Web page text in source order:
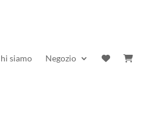
siamo Negozio